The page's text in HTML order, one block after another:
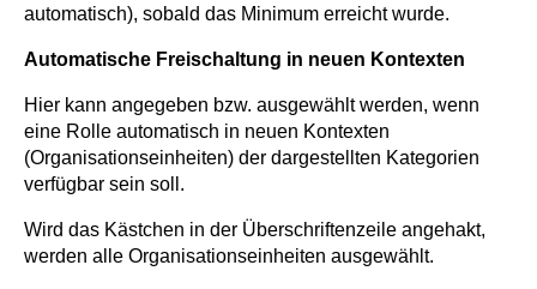
automatisch), sobald das Minimum erreicht wurde.
Automatische Freischaltung in neuen Kontexten
Hier kann angegeben bzw. ausgewählt werden, wenn
eine Rolle automatisch in neuen Kontexten
(Organisationseinheiten) der dargestellten Kategorien
verfügbar sein soll.
Wird das Kästchen in der Überschriftenzeile angehakt,
werden alle Organisationseinheiten ausgewählt.